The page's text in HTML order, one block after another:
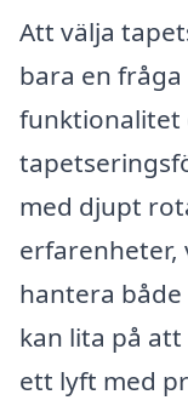
Att välja
bara en
funktionalitet
med djupt
erfarenheter,
hantera
kan lita på
ett lyft med